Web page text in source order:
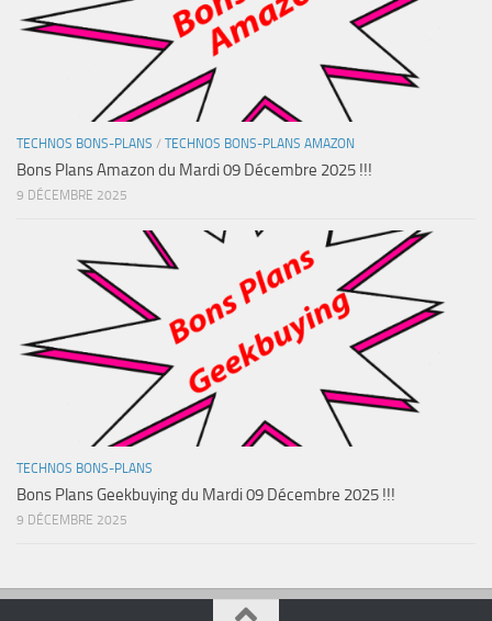
TECHNOS BONS-PLANS / TECHNOS BONS-PLANS AMAZON
Bons Plans Amazon du Mardi 09 Décembre 2025 !!!
9 DÉCEMBRE 2025
TECHNOS BONS-PLANS
Bons Plans Geekbuying du Mardi 09 Décembre 2025 !!!
9 DÉCEMBRE 2025